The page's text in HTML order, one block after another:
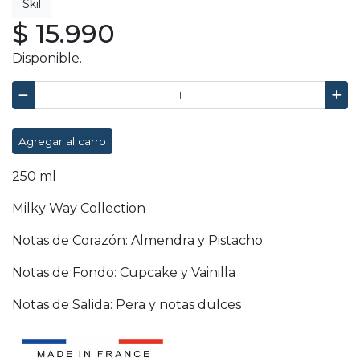
$ 15.990
Disponible.
Agregar al carro
250 ml
Milky Way Collection
Notas de Corazón: Almendra y Pistacho
Notas de Fondo: Cupcake y Vainilla
Notas de Salida: Pera y notas dulces